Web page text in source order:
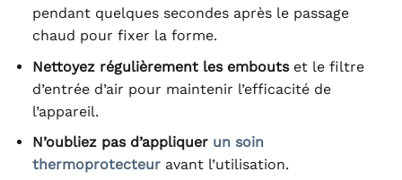
pendant quelques secondes après le passage
chaud pour fixer la forme.
Nettoyez régulièrement les emboutset le filtre
d’entrée d’air pour maintenir l’efficacité de
l’appareil.
N’oubliez pas d’appliquer un soin
thermoprotecteuravant l’utilisation.